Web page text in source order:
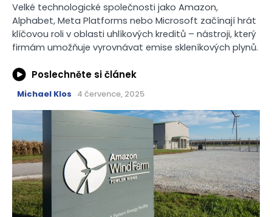
Velké technologické společnosti jako Amazon,
Alphabet, Meta Platforms nebo Microsoft začínají hrát
klíčovou roli v oblasti uhlíkových kreditů – nástroji, který
firmám umožňuje vyrovnávat emise skleníkových plynů.
Poslechněte si článek
Michael Klos 4 července, 2025